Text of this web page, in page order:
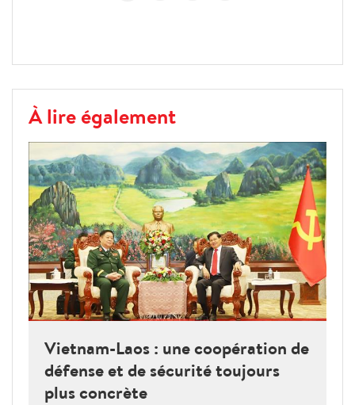
À lire également
Vietnam-Laos : une coopération de
défense et de sécurité toujours
plus concrète